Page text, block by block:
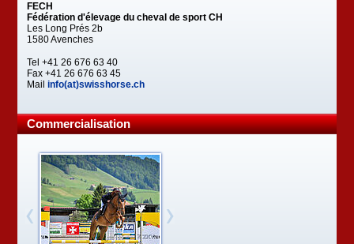
FECH
Fédération d'élevage du cheval de sport CH
Les Long Prés 2b
1580 Avenches
Tel +41 26 676 63 40
Fax +41 26 676 63 45
Mailinfo(at)swisshorse.ch
Commercialisation